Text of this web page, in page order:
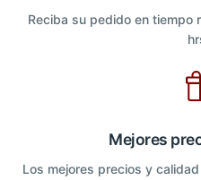
Reciba su pedido en tiempo
Mejores
Los mejores precios y